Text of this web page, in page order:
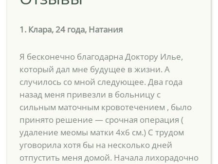
1. Клара, 24 года, Натания
Я бесконечно благодарна Доктору Илье,
который дал мне будущее в жизни. А
случилось со мной следующее. Два года
назад меня привезли в больницу с
сильным маточным кровотечением , было
принято решение — срочная операция (
удаление меомы матки 4х6 см.) С трудом
уговорила хотя бы на несколько дней
отпустить меня домой. Начала лихорадочно